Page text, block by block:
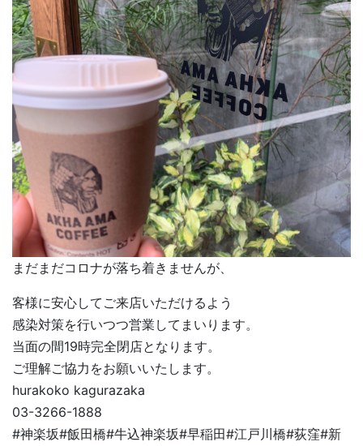
まだまだコロナが落ち着きませんが、
客様に安心してご来店いただけるよう
感染対策を行いつつ営業してまいります。
当面の間19時完全閉店となります。
ご理解ご協力をお願いいたします。
hurakoko kagurazaka
03-3266-1888
#神楽坂#飯田橋#牛込神楽坂#早稲田#江戸川橋#荻窪#新